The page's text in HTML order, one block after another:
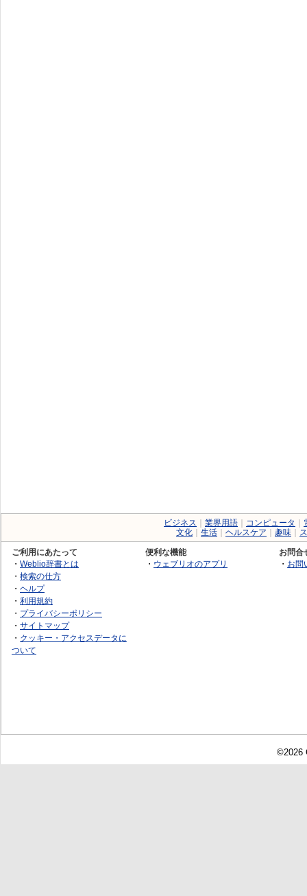
ビジネス 業界用語 コンピュータ
文化
生活 ヘルスケア 趣味
ご利用にあたって
・ Weblio辞書とは
・ 検索の仕方
・ ヘルプ
・ 利用規約
・ プライバシーポリシー
・ サイトマップ
・ クッキー・アクセスデータに
ついて
便利な機能
・ ウェブリオのアプリ
お問合
・ お問
©2026